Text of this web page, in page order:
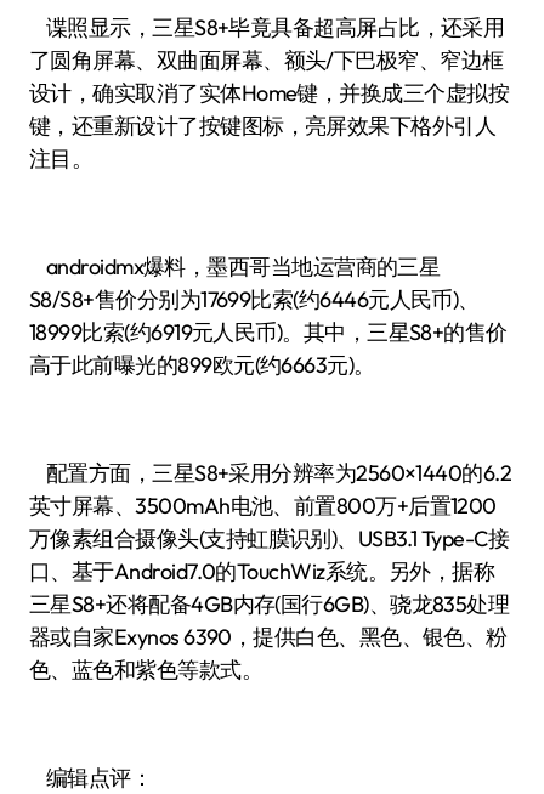
谍照显示，三星S8+毕竟具备超高屏占比，还采用
了圆角屏幕、双曲面屏幕、额头/下巴极窄、窄边框
设计，确实取消了实体Home键，并换成三个虚拟按
键，还重新设计了按键图标，亮屏效果下格外引人
注目。
androidmx爆料，墨西哥当地运营商的三星
S8/S8+售价分别为17699比索(约6446元人民币)、
18999比索(约6919元人民币)。其中，三星S8+的售价
高于此前曝光的899欧元(约6663元)。
配置方面，三星S8+采用分辨率为2560×1440的6.2
英寸屏幕、3500mAh电池、前置800万+后置1200
万像素组合摄像头(支持虹膜识别)、USB3.1 Type-C接
口、基于Android7.0的TouchWiz系统。另外，据称
三星S8+还将配备4GB内存(国行6GB)、骁龙835处理
器或自家Exynos 6390，提供白色、黑色、银色、粉
色、蓝色和紫色等款式。
编辑点评：